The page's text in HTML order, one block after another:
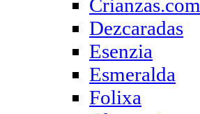
Crianzas.com
Dezcaradas
Esenzia
Esmeralda
Folixa